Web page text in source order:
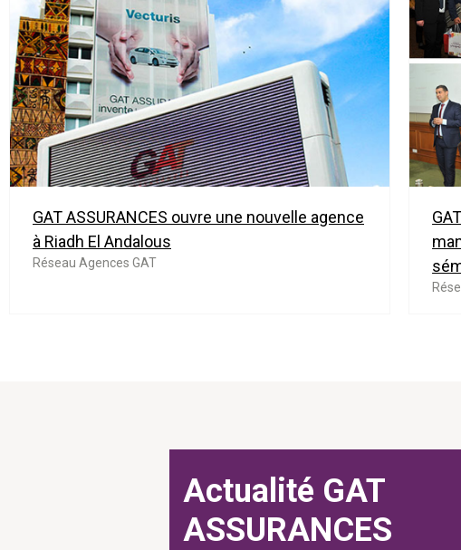
GAT ASSURANCES ouvre une nouvelle agence
à Riadh El Andalous
Réseau Agences GAT
Actualité GAT
ASSURANCES